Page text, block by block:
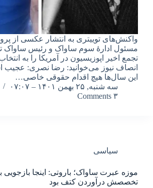
واکنش‌های توییتری به انتشار عکسی از
مسئول ادارهٔ سوم ساواک و رئیس ساواک
تجمع اخیر اپوزیسیون در آمریکا را به
انصاف نیوز می‌خوانید: رضا نصری: عجیب
این سال‌ها هیچ‌ اقدام حقوقی خاصی…
سه شنبه, ۲۵ بهمن ۱۴۰۱ – ۰۷:۰۷
۳ Comments
سیاسی
موزه عبرت ساواک؛ باروتی: اینجا بازجویی
تخصصش درآوردن کتف بود